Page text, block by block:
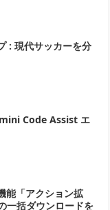
: 現代サッカーを分
Code Assist エ
「アクション拡
一括ダウンロードを